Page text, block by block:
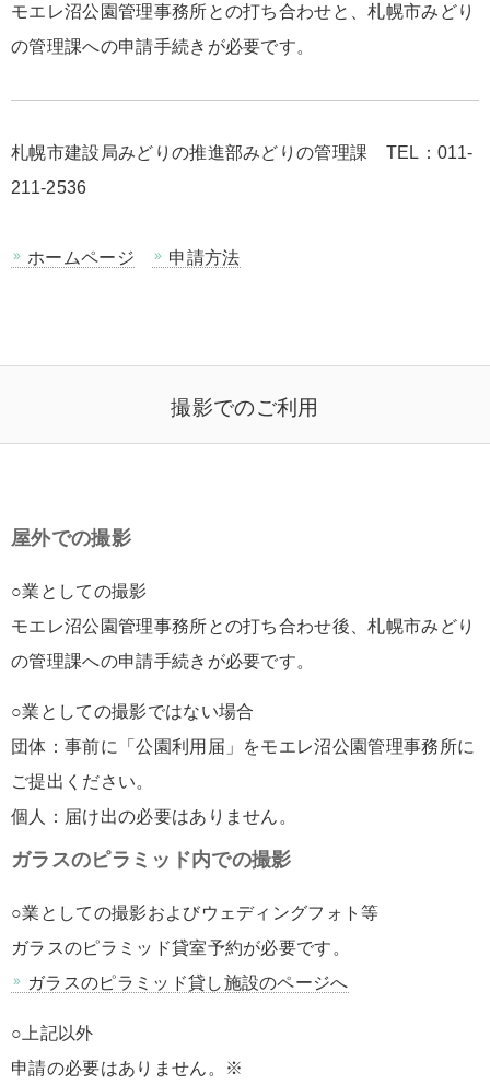
モエレ沼公園管理事務所との打ち合わせと、札幌市みどり
の管理課への申請手続きが必要です。
札幌市建設局みどりの推進部みどりの管理課 TEL：011-
211-2536
ホームページ 申請方法
撮影でのご利用
屋外での撮影
○業としての撮影
モエレ沼公園管理事務所との打ち合わせ後、札幌市みどり
の管理課への申請手続きが必要です。
○業としての撮影ではない場合
団体：事前に「公園利用届」をモエレ沼公園管理事務所に
ご提出ください。
個人：届け出の必要はありません。
ガラスのピラミッド内での撮影
○業としての撮影およびウェディングフォト等
ガラスのピラミッド貸室予約が必要です。
ガラスのピラミッド貸し施設のページへ
○上記以外
申請の必要はありません。※